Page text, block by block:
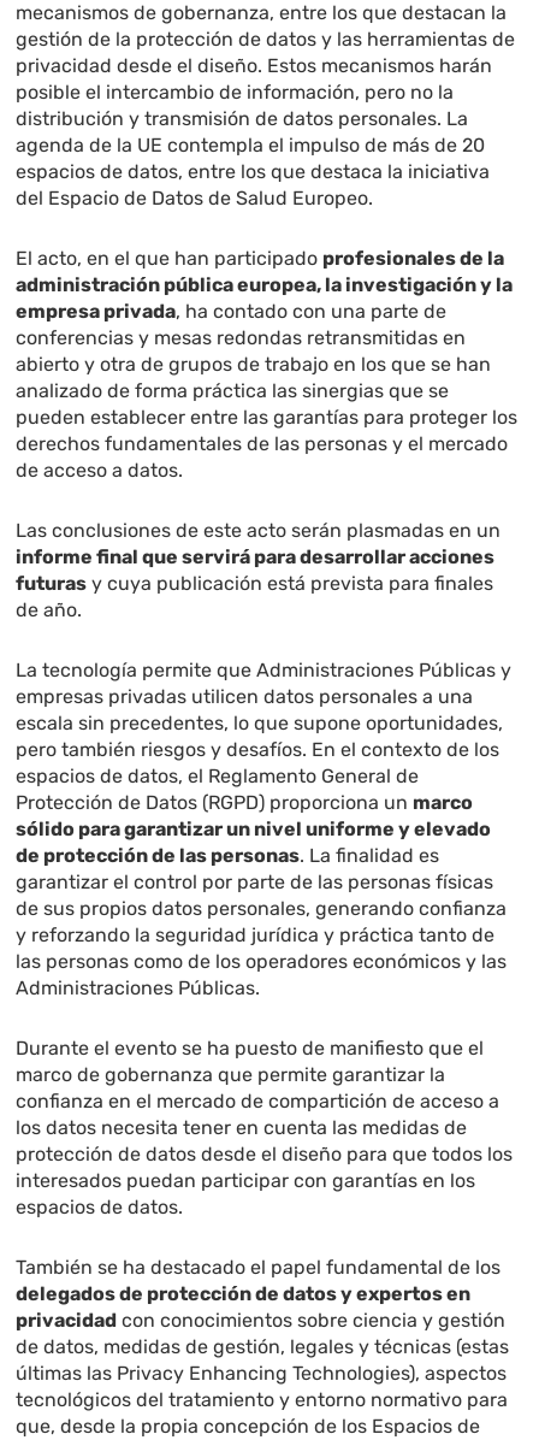
mecanismos de gobernanza, entre los que destacan la
gestión de la protección de datos y las herramientas de
privacidad desde el diseño. Estos mecanismos harán
posible el intercambio de información, pero no la
distribución y transmisión de datos personales. La
agenda de la UE contempla el impulso de más de 20
espacios de datos, entre los que destaca la iniciativa
del Espacio de Datos de Salud Europeo.
El acto, en el que han participado profesionales de la
administración pública europea, la investigación y la
empresa privada, ha contado con una parte de
conferencias y mesas redondas retransmitidas en
abierto y otra de grupos de trabajo en los que se han
analizado de forma práctica las sinergias que se
pueden establecer entre las garantías para proteger los
derechos fundamentales de las personas y el mercado
de acceso a datos.
Las conclusiones de este acto serán plasmadas en un
informe final que servirá para desarrollar acciones
futuras y cuya publicación está prevista para finales
de año.
La tecnología permite que Administraciones Públicas y
empresas privadas utilicen datos personales a una
escala sin precedentes, lo que supone oportunidades,
pero también riesgos y desafíos. En el contexto de los
espacios de datos, el Reglamento General de
Protección de Datos (RGPD) proporciona un marco
sólido para garantizar un nivel uniforme y elevado
de protección de las personas. La finalidad es
garantizar el control por parte de las personas físicas
de sus propios datos personales, generando confianza
y reforzando la seguridad jurídica y práctica tanto de
las personas como de los operadores económicos y las
Administraciones Públicas.
Durante el evento se ha puesto de manifiesto que el
marco de gobernanza que permite garantizar la
confianza en el mercado de compartición de acceso a
los datos necesita tener en cuenta las medidas de
protección de datos desde el diseño para que todos los
interesados puedan participar con garantías en los
espacios de datos.
También se ha destacado el papel fundamental de los
delegados de protección de datos y expertos en
privacidad con conocimientos sobre ciencia y gestión
de datos, medidas de gestión, legales y técnicas (estas
últimas las Privacy Enhancing Technologies), aspectos
tecnológicos del tratamiento y entorno normativo para
que, desde la propia concepción de los Espacios de